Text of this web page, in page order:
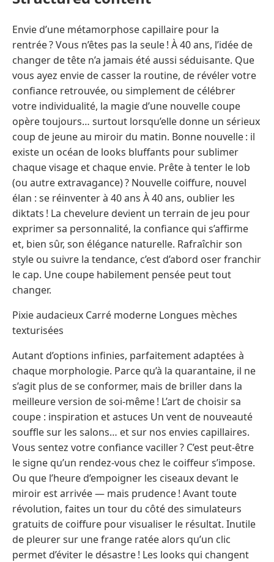
Envie d’une métamorphose capillaire pour la
rentrée ? Vous n’êtes pas la seule ! À 40 ans, l’idée de
changer de tête n’a jamais été aussi séduisante. Que
vous ayez envie de casser la routine, de révéler votre
confiance retrouvée, ou simplement de célébrer
votre individualité, la magie d’une nouvelle coupe
opère toujours… surtout lorsqu’elle donne un sérieux
coup de jeune au miroir du matin. Bonne nouvelle : il
existe un océan de looks bluffants pour sublimer
chaque visage et chaque envie. Prête à tenter le lob
(ou autre extravagance) ? Nouvelle coiffure, nouvel
élan : se réinventer à 40 ans À 40 ans, oublier les
diktats ! La chevelure devient un terrain de jeu pour
exprimer sa personnalité, la confiance qui s’affirme
et, bien sûr, son élégance naturelle. Rafraîchir son
style ou suivre la tendance, c’est d’abord oser franchir
le cap. Une coupe habilement pensée peut tout
changer.
Pixie audacieux Carré moderne Longues mèches
texturisées
Autant d’options infinies, parfaitement adaptées à
chaque morphologie. Parce qu’à la quarantaine, il ne
s’agit plus de se conformer, mais de briller dans la
meilleure version de soi-même ! L’art de choisir sa
coupe : inspiration et astuces Un vent de nouveauté
souffle sur les salons… et sur nos envies capillaires.
Vous sentez votre confiance vaciller ? C’est peut-être
le signe qu’un rendez-vous chez le coiffeur s’impose.
Ou que l’heure d’empoigner les ciseaux devant le
miroir est arrivée — mais prudence ! Avant toute
révolution, faites un tour du côté des simulateurs
gratuits de coiffure pour visualiser le résultat. Inutile
de pleurer sur une frange ratée alors qu’un clic
permet d’éviter le désastre ! Les looks qui changent